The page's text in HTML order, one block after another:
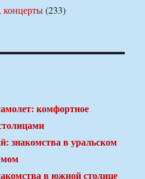
концерты(233)
комфортное
знакомства в уральском
в южной столице